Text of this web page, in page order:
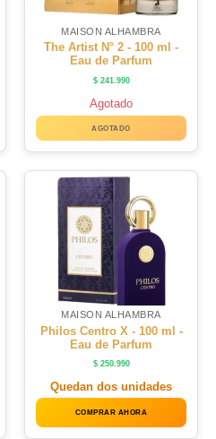
MAISON ALHAMBRA
The Artist N° 2 - 100 ml -
Eau de Parfum
$241.990
Agotado
AGOTADO
MAISON ALHAMBRA
Philos Centro X - 100 ml -
Eau de Parfum
$250.990
Quedan dos unidades
COMPRAR AHORA